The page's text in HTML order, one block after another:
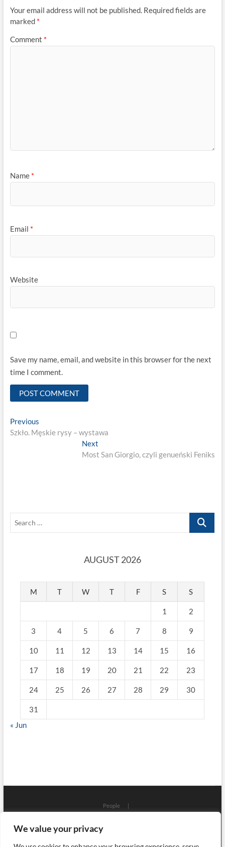
We value your privacy
Your email address will not be published. Required fields are
marked *
Comment *
Name *
Email *
Website
Save my name, email, and website in this browser for the next
time I comment.
Post
navigation
PreviousPrevious
post:
Szkło. Męskie rysy – wystawa
Next
post:
Most San Giorgio, czyli genueński Feniks
Search
AUGUST 2026
M T W T F S S
1 2
3 4 5 6 7 8 9
10 11 12 13 14 15 16
17 18 19 20 21 22 23
24 25 26 27 28 29 30
31
« Jun
People
Art
Objects Craft